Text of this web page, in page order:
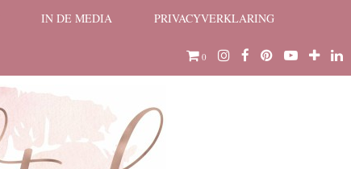
IN DE MEDIA PRIVACYVERKLARING
0